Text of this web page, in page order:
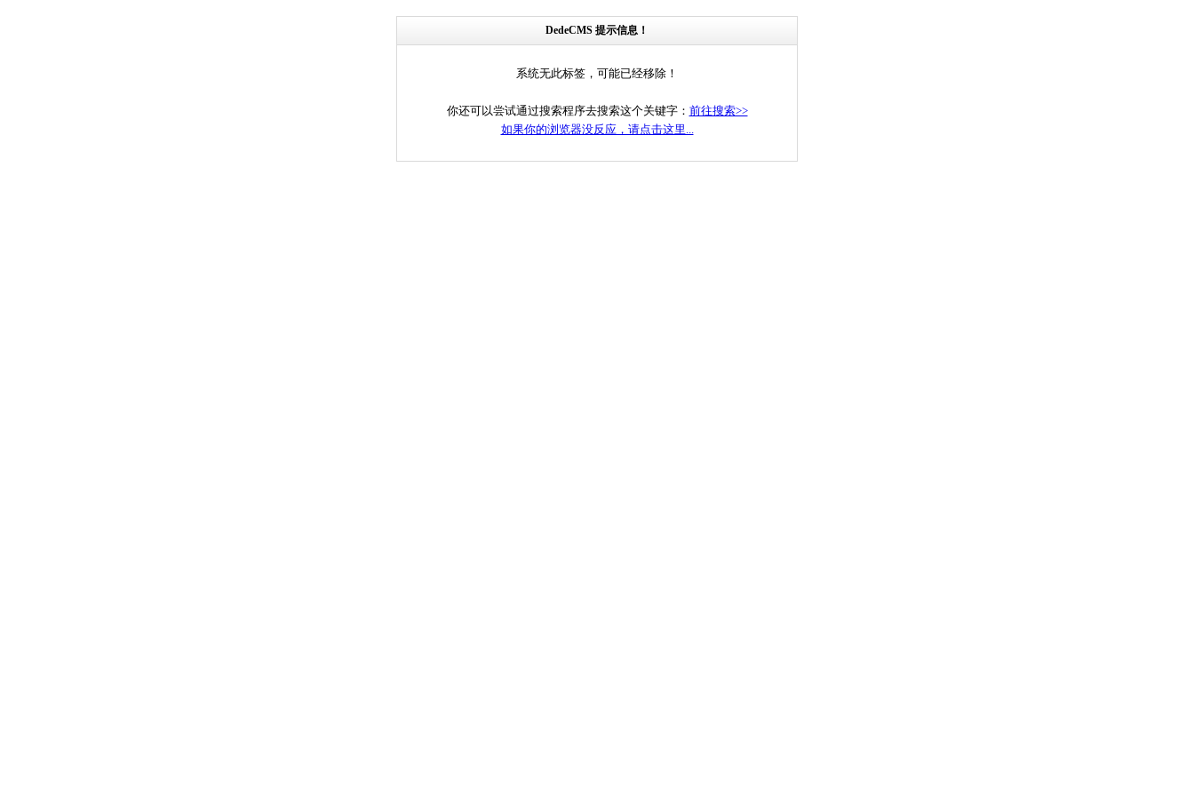
DedeCMS 提示信息！
系统无此标签，可能已经移除！
你还可以尝试通过搜索程序去搜索这个关键字： 前往搜索>>
如果你的浏览器没反应，请点击这里...